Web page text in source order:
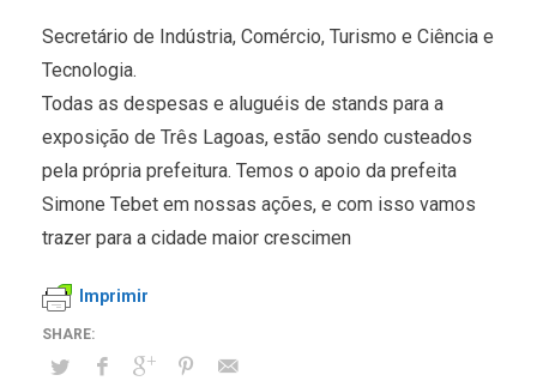
Secretário de Indústria, Comércio, Turismo e Ciência e
Tecnologia.
Todas as despesas e aluguéis de stands para a
exposição de Três Lagoas, estão sendo custeados
pela própria prefeitura. Temos o apoio da prefeita
Simone Tebet em nossas ações, e com isso vamos
trazer para a cidade maior crescimen
Imprimir